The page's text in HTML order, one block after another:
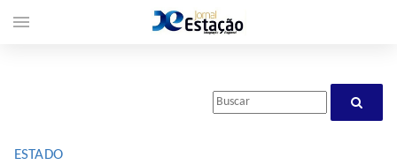
ESTADO
menu